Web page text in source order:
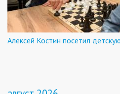
Алексей Костин посетил